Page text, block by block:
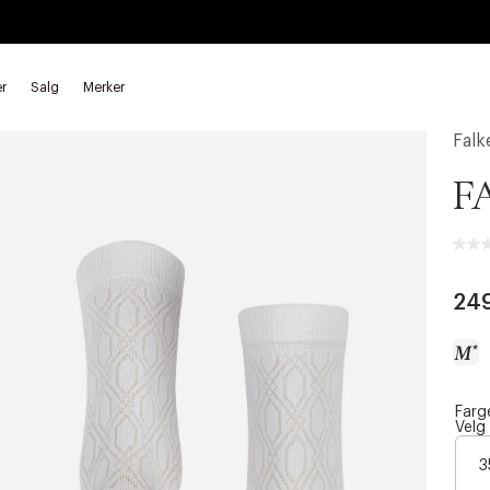
Salg Merker
a
c